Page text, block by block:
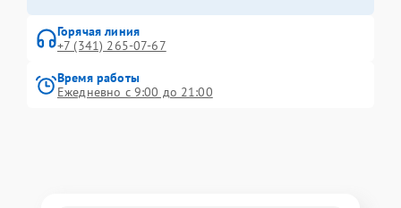
Горячая линия
+7 (341) 265-07-67
Время работы
Ежедневно с 9:00 до 21:00